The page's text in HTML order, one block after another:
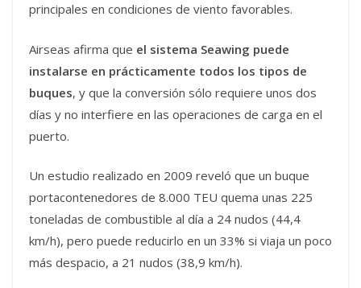
principales en condiciones de viento favorables.
Airseas afirma que el sistema Seawing puede
instalarse en prácticamente todos los tipos de
buques, y que la conversión sólo requiere unos dos
días y no interfiere en las operaciones de carga en el
puerto.
Un estudio realizado en 2009 reveló que un buque
portacontenedores de 8.000 TEU quema unas 225
toneladas de combustible al día a 24 nudos (44,4
km/h), pero puede reducirlo en un 33% si viaja un poco
más despacio, a 21 nudos (38,9 km/h).